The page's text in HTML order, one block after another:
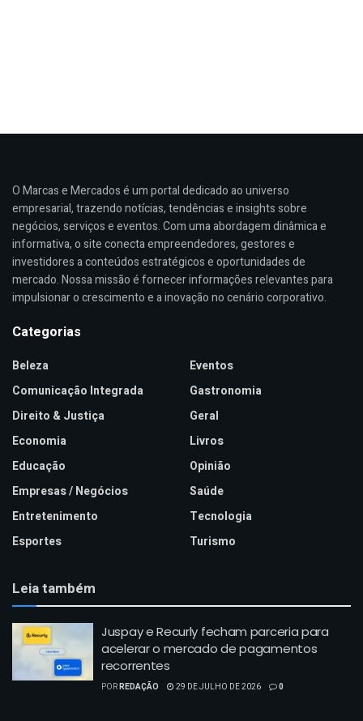
O Marcas e Mercados é um portal dedicado ao universo
empresarial, trazendo notícias, tendências e insights sobre
negócios, serviços e eventos. Com uma abordagem dinâmica e
informativa, o site conecta empreendedores, gestores e
investidores a conteúdos estratégicos e oportunidades de
mercado. Nossa missão é fornecer informações relevantes para
impulsionar o crescimento e a inovação no cenário corporativo.
Categorias
Beleza
Comunicação Integrada
Direito & Justiça
Economia
Educação
Empresas / Negócios
Entretenimento
Esportes
Eventos
Gastronomia
Geral
Livros
Opinião
Saúde
Tecnologia
Turismo
Leia também
Juspay e Recurly fecham parceria para
acelerar o mercado de pagamentos
recorrentes
PORREDAÇÃO 29 DE JULHO DE 2026 0